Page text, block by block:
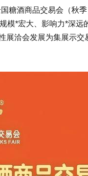
糖酒商品交易会 （秋
模*宏大、影响力*深远
展洽会发展为集展示